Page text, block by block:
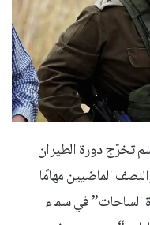
تخرّج دورة الطيران
الماضيين مهامًا
الساحات” في سماء